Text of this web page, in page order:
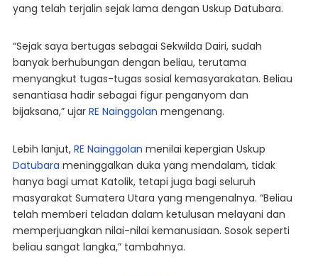
yang telah terjalin sejak lama dengan Uskup Datubara.
“Sejak saya bertugas sebagai Sekwilda Dairi, sudah
banyak berhubungan dengan beliau, terutama
menyangkut tugas-tugas sosial kemasyarakatan. Beliau
senantiasa hadir sebagai figur penganyom dan
bijaksana,” ujar RE Nainggolan mengenang.
Lebih lanjut, RE Nainggolan menilai kepergian Uskup
Datubara meninggalkan duka yang mendalam, tidak
hanya bagi umat Katolik, tetapi juga bagi seluruh
masyarakat Sumatera Utara yang mengenalnya. “Beliau
telah memberi teladan dalam ketulusan melayani dan
memperjuangkan nilai-nilai kemanusiaan. Sosok seperti
beliau sangat langka,” tambahnya.